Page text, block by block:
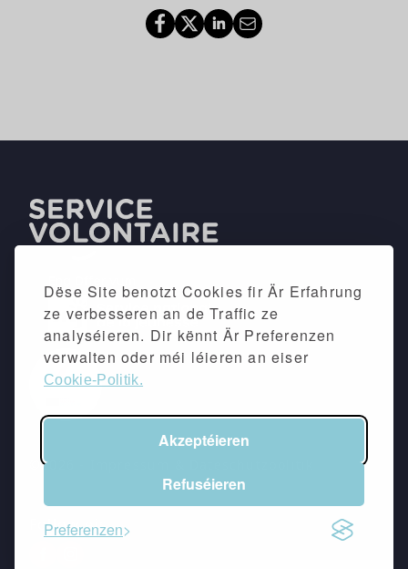
Dëse Site benotzt Cookies fir Är Erfahrung
ze verbesseren an de Traffic ze
analyséieren. Dir kënnt Är Preferenzen
verwalten oder méi léieren an eiser
Cookie-Politik.
Akzeptéieren
Refuséieren
Preferenzen
©2026 -
Follow eis